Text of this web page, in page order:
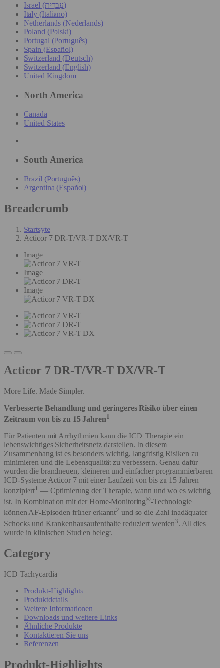
Israel (עִברִית)
Italy (Italiano)
Netherlands (Nederlands)
Poland (Polski)
Portugal (Português)
Spain (Español)
Switzerland (Deutsch)
Switzerland (English)
United Kingdom
North America
Canada
United States
South America
Brazil (Português)
Argentina (Español)
Breadcrumb
Startsyte
Acticor 7 DR-T/VR-T DX/VR-T
Image
Image
Image
Acticor 7 DR-T/VR-T DX/VR-T
More Life. Made Simpler.
Verbesserte Behandlung und geringeres Risiko über einen
Zeitraum von bis zu 15 Jahren1
Für Patienten mit Arrhythmien kann die ICD-Therapie ein
lebenswichtiges Sicherheitsnetz darstellen. In diesem
Zusammenhang ist es besonders wichtig, langfristig Risiken zu
minimieren und die Lebensqualität zu verbessern. Genau dafür
wurden die brandneuen, kleineren und einfacher programmierbaren
ICD-Systeme Acticor 7 mit einer Laufzeit von bis zu 15 Jahren
konzipiert1 — Optimierung der Therapie, wann und wo es wichtig
ist. In Kombination mit der Home-Monitoring®-Technologie
können AF-Episoden früher erkannt2 und so die Zahl inadäquater
Schocks und Krankenhausaufenthalte reduziert werden3. All dies
wurde in klinischen Studien belegt.
Category
ICD Tachycardia
Produkt-Highlights
Produktdetails
Weitere Informationen
Downloads und weitere Links
Ähnliche Produkte
Kontaktieren Sie uns
Referenzen
Produkt-Highlights